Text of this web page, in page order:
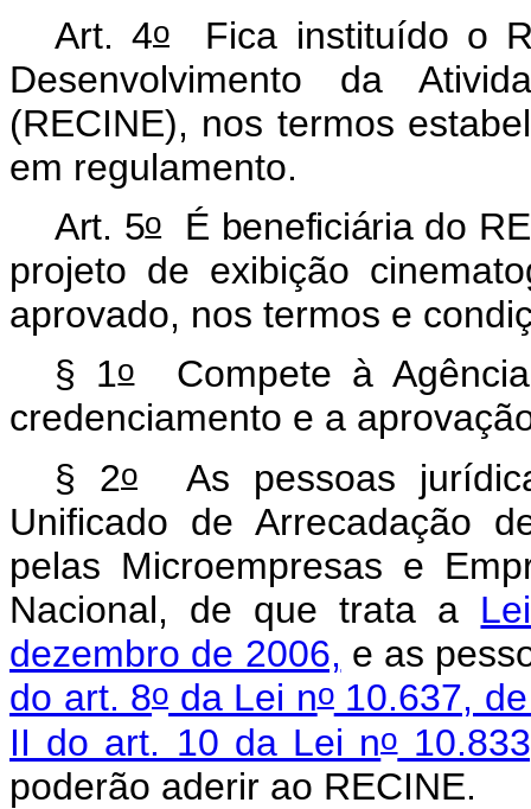
Art. 4o
Fica instituído o
Desenvolvimento da
(RECINE), nos termos
em regulamento.
Art. 5oÉ beneficiária do
projeto de exibição
aprovado, nos termos e
§ 1oCompete à Agência
credenciamento e a
§ 2o
As pessoas
Unificado de Arrecadação
pelas Microempresas e
Nacional, de que trata a
dezembro de 2006, e as
do art. 8oda Lei no10.637,
II do art. 10 da Lei no
poderão aderir ao RECINE.